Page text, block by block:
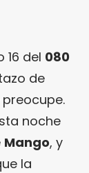
16 del 080
de
preocupe.
noche
Mango, y
la